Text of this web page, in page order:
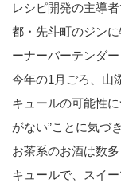
レシピ開発の主導
都・先斗町のジン
ーナーバーテンダー
今年の1月ごろ、山
キュールの可能性
がない”ことに気づ
お茶系のお酒は数
キュールで、スイ